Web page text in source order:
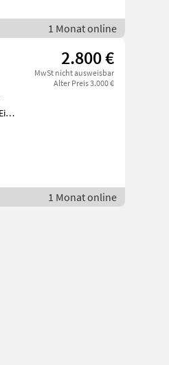
1 Monat online
2.800 €
MwSt nicht ausweisbar
Alter Preis 3.000 €
1 Monat online